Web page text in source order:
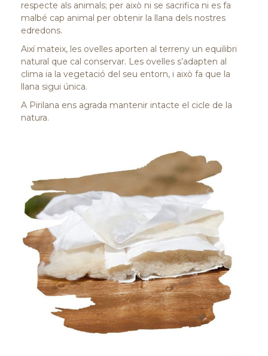
respecte als animals; per això ni se sacrifica ni es fa
malbé cap animal per obtenir la llana dels nostres
edredons.
Així mateix, les ovelles aporten al terreny un equilibri
natural que cal conservar. Les ovelles s’adapten al
clima ia la vegetació del seu entorn, i això fa que la
llana sigui única.
A Pirilana ens agrada mantenir intacte el cicle de la
natura.